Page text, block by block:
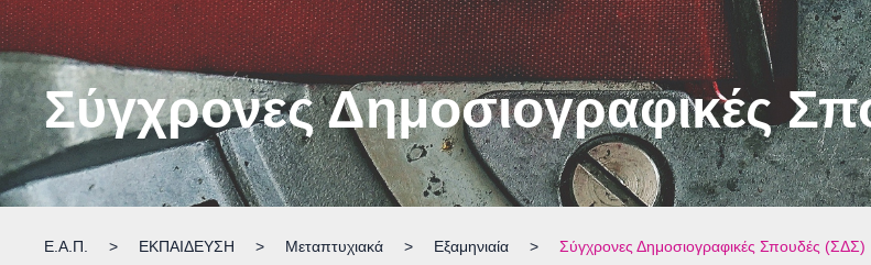
Σύγχρονες Δημοσιογραφικές
Ε.Α.Π. > ΕΚΠΑΙΔΕΥΣΗ > Μεταπτυχιακά > Εξαμηνιαία > Σύγχρονες Δημοσιογραφικές Σπουδές (ΣΔΣ)